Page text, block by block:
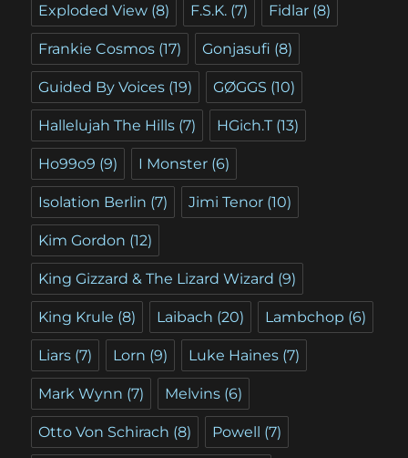
Exploded View (8) F.S.K. (7) Fidlar (8)
Frankie Cosmos (17) Gonjasufi (8)
Guided By Voices (19) GØGGS (10)
Hallelujah The Hills (7) HGich.T (13)
Ho99o9 (9) I Monster (6)
Isolation Berlin (7) Jimi Tenor (10)
Kim Gordon (12)
King Gizzard & The Lizard Wizard (9)
King Krule (8) Laibach (20) Lambchop (6)
Liars (7) Lorn (9) Luke Haines (7)
Mark Wynn (7) Melvins (6)
Otto Von Schirach (8) Powell (7)